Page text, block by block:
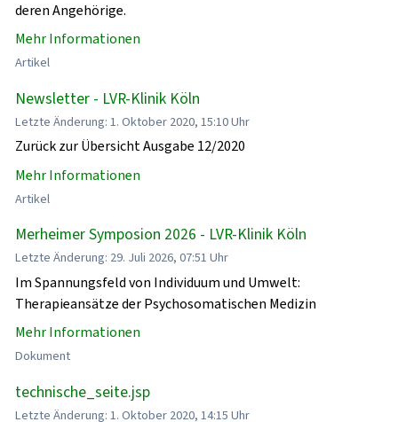
deren Angehörige.
Mehr Informationen
Artikel
Newsletter - LVR-Klinik Köln
Letzte Änderung: 1. Oktober 2020, 15:10 Uhr
Zurück zur Übersicht Ausgabe 12/2020
Mehr Informationen
Artikel
Merheimer Symposion 2026 - LVR-Klinik Köln
Letzte Änderung: 29. Juli 2026, 07:51 Uhr
Im Spannungsfeld von Individuum und Umwelt:
Therapieansätze der Psychosomatischen Medizin
Mehr Informationen
Dokument
technische_seite.jsp
Letzte Änderung: 1. Oktober 2020, 14:15 Uhr